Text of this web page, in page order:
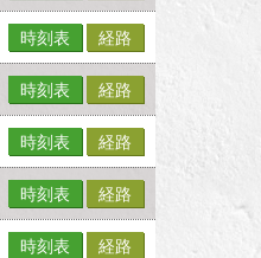
時刻表 経路
時刻表 経路
時刻表 経路
時刻表 経路
時刻表 経路